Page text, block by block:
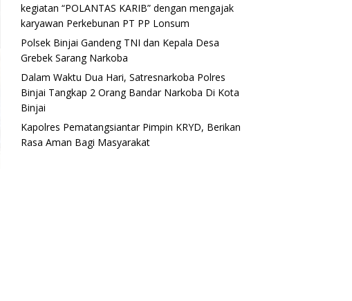
kegiatan “POLANTAS KARIB” dengan mengajak
karyawan Perkebunan PT PP Lonsum
Polsek Binjai Gandeng TNI dan Kepala Desa
Grebek Sarang Narkoba
Dalam Waktu Dua Hari, Satresnarkoba Polres
Binjai Tangkap 2 Orang Bandar Narkoba Di Kota
Binjai
Kapolres Pematangsiantar Pimpin KRYD, Berikan
Rasa Aman Bagi Masyarakat